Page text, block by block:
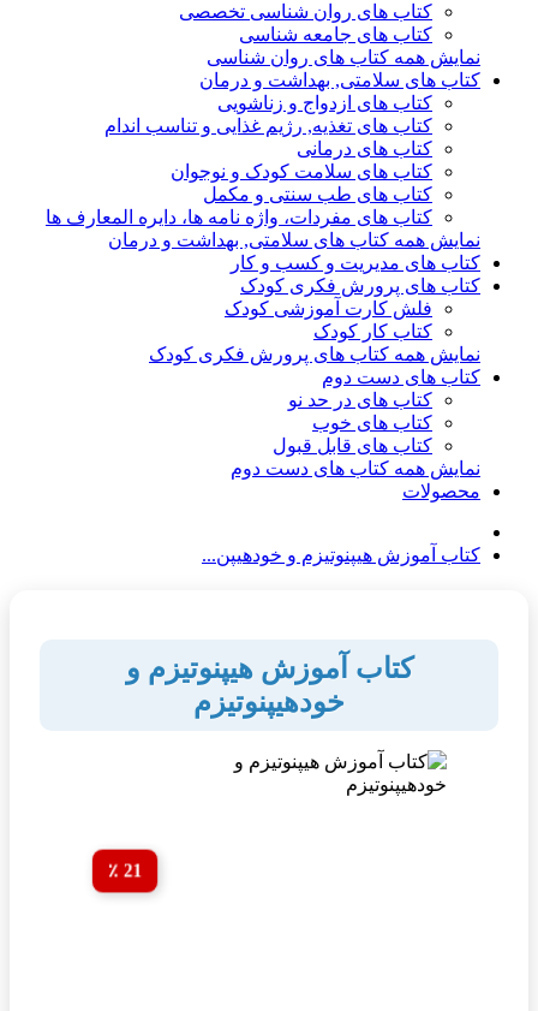
کتاب های روان شناسی تخصصی
کتاب های جامعه شناسی
نمایش همه کتاب های روان شناسی
کتاب های سلامتی, بهداشت و درمان
کتاب های ازدواج و زناشویی
کتاب های تغذیه, رژیم غذایی و تناسب اندام
کتاب های درمانی
کتاب های سلامت کودک و نوجوان
کتاب های طب سنتی و مکمل
کتاب های مفردات، واژه نامه ها، دایره المعارف ها
نمایش همه کتاب های سلامتی, بهداشت و درمان
کتاب های مدیریت و کسب و کار
کتاب های پرورش فکری کودک
فلش کارت آموزشی کودک
کتاب کار کودک
نمایش همه کتاب های پرورش فکری کودک
کتاب های دست دوم
کتاب های در حد نو
کتاب های خوب
کتاب های قابل قبول
نمایش همه کتاب های دست دوم
محصولات
کتاب آموزش هیپنوتیزم و خودهیپن...
کتاب آموزش هیپنوتیزم و
خودهیپنوتیزم
21 ٪